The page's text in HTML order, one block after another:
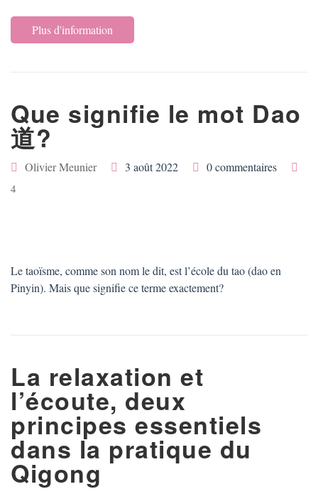
Plus d'information
Que signifie le mot Dao
道?
Olivier Meunier 3 août 2022 0 commentaires
4
Le taoïsme, comme son nom le dit, est l’école du tao (dao en
Pinyin). Mais que signifie ce terme exactement?
La relaxation et
l’écoute, deux
principes essentiels
dans la pratique du
Qigong